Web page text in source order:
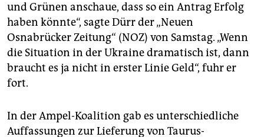
und Grünen anschaue, dass so ein Antrag Erfolg
haben könnte“, sagte Dürr der „Neuen
Osnabrücker Zeitung“ (NOZ) von Samstag. „Wenn
die Situation in der Ukraine dramatisch ist, dann
braucht es ja nicht in erster Linie Geld“, fuhr er
fort.
In der Ampel-Koalition gab es unterschiedliche
Auffassungen zur Lieferung von Taurus-